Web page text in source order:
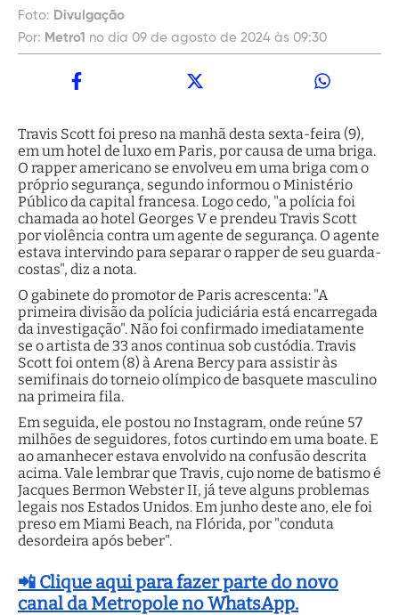
Foto: Divulgação
Por: Metro1 no dia 09 de agosto de 2024 às 09:30
Travis Scott foi preso na manhã desta sexta-feira (9),
em um hotel de luxo em Paris, por causa de uma briga.
O rapper americano se envolveu em uma briga com o
próprio segurança, segundo informou o Ministério
Público da capital francesa. Logo cedo, "a polícia foi
chamada ao hotel Georges V e prendeu Travis Scott
por violência contra um agente de segurança. O agente
estava intervindo para separar o rapper de seu guarda-
costas", diz a nota.
O gabinete do promotor de Paris acrescenta: "A
primeira divisão da polícia judiciária está encarregada
da investigação". Não foi confirmado imediatamente
se o artista de 33 anos continua sob custódia. Travis
Scott foi ontem (8) à Arena Bercy para assistir às
semifinais do torneio olímpico de basquete masculino
na primeira fila.
Em seguida, ele postou no Instagram, onde reúne 57
milhões de seguidores, fotos curtindo em uma boate. E
ao amanhecer estava envolvido na confusão descrita
acima. Vale lembrar que Travis, cujo nome de batismo é
Jacques Bermon Webster II, já teve alguns problemas
legais nos Estados Unidos. Em junho deste ano, ele foi
preso em Miami Beach, na Flórida, por "conduta
desordeira após beber".
📲 Clique aqui para fazer parte do novo
canal da Metropole no WhatsApp.